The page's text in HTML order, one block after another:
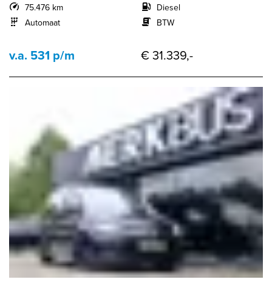
75.476 km
Automaat
Diesel
BTW
v.a. 531 p/m € 31.339,-